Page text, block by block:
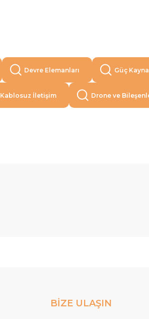
Devre Elemanları Güç
Kablosuz İletişim Drone ve
BİZE ULAŞIN